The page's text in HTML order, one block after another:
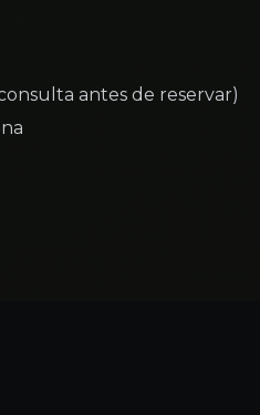
antes de reservar)